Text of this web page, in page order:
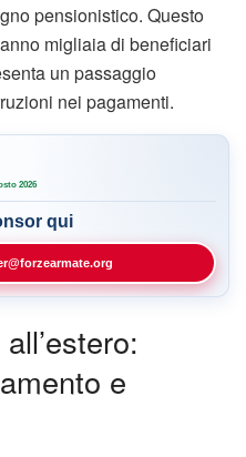
pensionistico. Questo
migliaia di beneficiari
un passaggio
nei pagamenti.
2026
qui
e